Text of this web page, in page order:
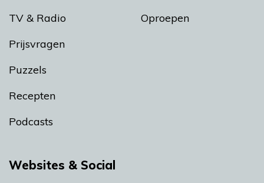
TV & Radio
Prijsvragen
Puzzels
Recepten
Podcasts
Oproepen
Websites & Social